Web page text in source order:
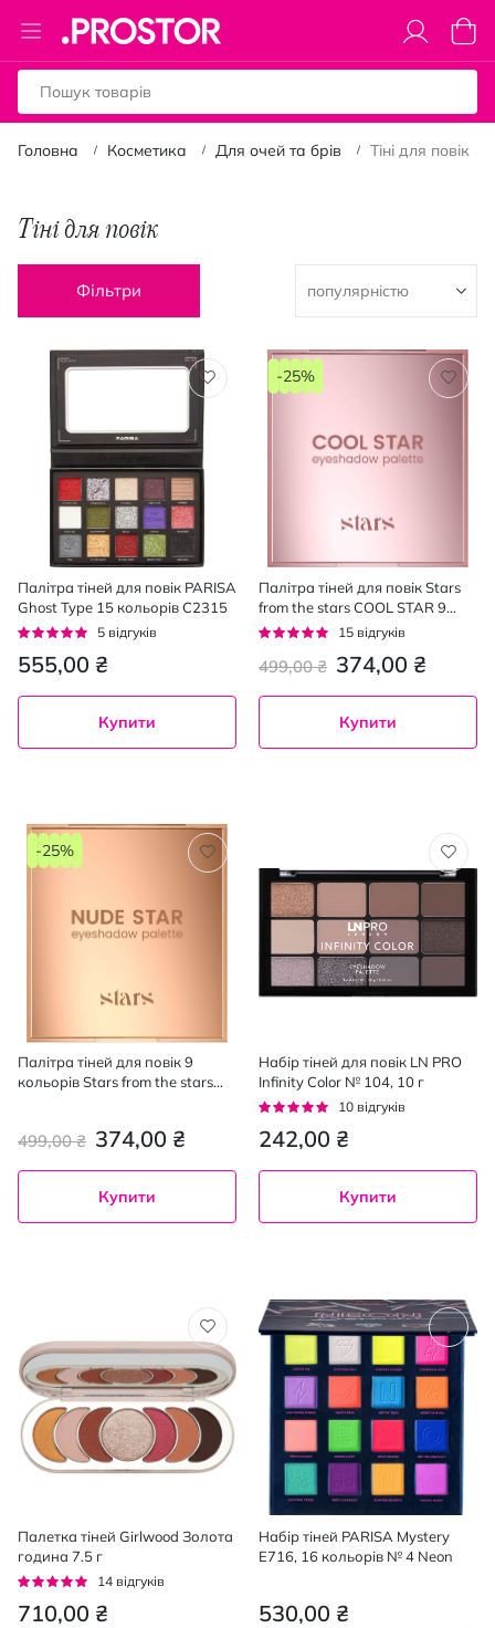
Toggle
Nav
Кошик
Головна Косметика Для очей та брів Тіні для повік
Тіні для повік
Фільтри
Палітра тіней для повік PARISA
Ghost Type 15 кольорів C2315
Рейтинг:
5 відгуків
555,00 ₴
Купити
Палітра тіней для повік Stars
from the stars COOL STAR 9
кольорів 8 г
Рейтинг:
15 відгуків
374,00 ₴
499,00 ₴
-25%
Купити
Палітра тіней для повік 9
кольорів Stars from the stars
374,00 ₴
499,00 ₴
-25%
Купити
Набір тіней для повік LN PRO
Infinity Color № 104, 10 г
Рейтинг:
10 відгуків
242,00 ₴
Купити
Палетка тіней Girlwood Золота
година 7.5 г
Рейтинг:
14 відгуків
710,00 ₴
Набір тіней PARISA Mystery
E716, 16 кольорів № 4 Neon
530,00 ₴